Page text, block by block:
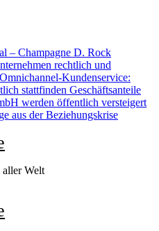
– Champagne D. Rock
rechtlich und
Omnichannel-Kundenservice:
stattfinden Geschäftsanteile
werden öffentlich versteigert
aus der Beziehungskrise
aller Welt